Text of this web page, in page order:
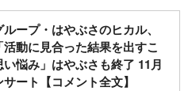
ープ・はやぶさのヒカル、
動に見合った結果を出すこ
悩み」はやぶさも終了 11月
ート【コメント全文】